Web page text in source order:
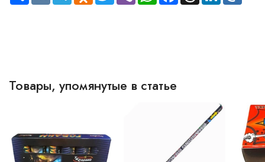
Товары, упомянутые в статье